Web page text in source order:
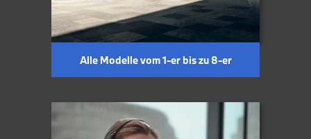
Alle Modelle vom 1-er bis zu 8-er